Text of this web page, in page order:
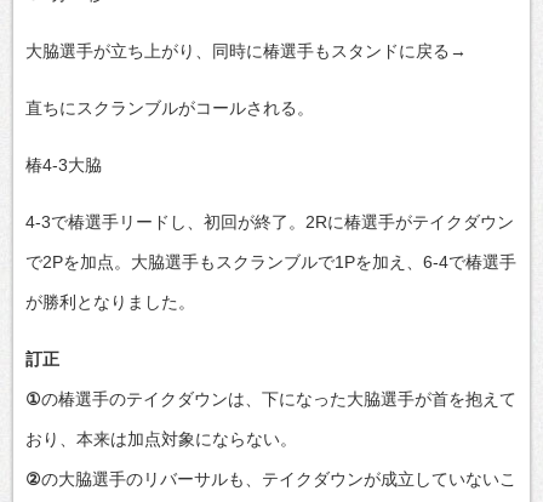
大脇選手が立ち上がり、同時に椿選手もスタンドに戻る→
直ちにスクランブルがコールされる。
椿4-3大脇
4-3で椿選手リードし、初回が終了。2Rに椿選手がテイクダウン
で2Pを加点。大脇選手もスクランブルで1Pを加え、6-4で椿選手
が勝利となりました。
訂正
①の椿選手のテイクダウンは、下になった大脇選手が首を抱えて
おり、本来は加点対象にならない。
②の大脇選手のリバーサルも、テイクダウンが成立していないこ